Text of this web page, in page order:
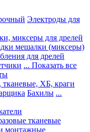
Электроды для
миксеры для дрелей
мешалки (миксеры)
для дрелей
... Показать все
тканевые, ХБ, краги
Бахилы ...
тканевые
монтажные